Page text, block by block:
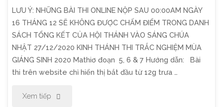
Khi
Chúa
Dùng"
LƯU Ý: NHỮNG BÀI THI ONLINE NỘP SAU 00:00AM NGÀY
16 THÁNG 12 SẼ KHÔNG ĐƯỢC CHẤM ĐIỂM TRONG DANH
SÁCH TỔNG KẾT CỦA HỘI THÁNH VÀO SÁNG CHÚA
NHẬT 27/12/2020 KINH THÁNH THI TRẮC NGHIỆM MÙA
GIÁNG SINH 2020 Mathiơ đoạn 5, 6 & 7 Hướng dẫn: Bài
thi trên website chỉ hiển thị bắt đầu từ 12g trưa …
Xem tiếp "Thi